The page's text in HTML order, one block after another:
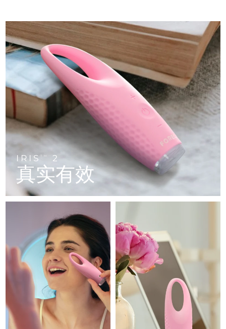
IRIS TM 2
真实有效
LUNA™ 4 Men
For men, anti-aging massage
LUNA™ 4 mini
For young skin, T-zone
LUNA™ 4 go
For travel or gym bag
LUNA™ 护肤
LUNA™ 设备
All facial cleansing devices
BEAR™ 2 eyes & lips
Microcurrent line smoothing device
面部提拉护理
Premium anti-aging skincare
BEAR™ 设备
All premium facelift devices
UFO™ 3 LED
Near-infrared and red light therapy
device
UFO™ 3 mini
Red light therapy device for young skin
UFO™ 3 go
Portable red light therapy
Rejuvenation & hydration
UFO™ 设备
All deep facial hydration devices
issa™ 4 plus
Smart hybrid silicone sonic toothbrush
issa™ 4 smile
Hybrid silicone sonic toothbrush
issa™ 4 baby
For ages 0-3
issa™ Teeth Whitening Set
Dual LED + sonic device & 18% PAP gel
ISSA™ 设备
All silicone sonic toothbrushes
FAQ™ 101
Clinical anti-aging
FAQ™ 102
Advanced clinical anti-aging
FAQ™ P1 Primer
Manuka honey primer
FAQ™护肤品
All FAQ™ skincare
LED治疗
NEW
FAQ™ 201
LED mask
FAQ™ 202
LED mask
FAQ™ 221
Anti-aging LED hand mask
FAQ™护肤品
All FAQ™ skincare
生发
FAQ™ 301
LED hair strengthening scalp massager
FAQ™ Scalp Serum
Scalp recovery probiotic serum
FAQ™护肤品
All FAQ™ skincare
FAQ™产品
All hair treatments
肌肤年轻化
NEW
FAQ™ 501
Full-Spectrum Red Light Therapy
FAQ™ 502
Full-Spectrum Red Light Therapy
FAQ™ Red Light Serum
FAQ™ skincare
All FAQ™ skincare
保健品
NEW
专业治疗
PEACH™ 2 Pro Max
Professional IPL hair removal device
身体护理
BEAR™ 2 body
Microcurrent body toning
保加利亚 预计送达日期8/10/26
加拿大 预计送达日期8/14/26
智利 预计送达日期 8/14/26
中国 预计送达日期8/10/26
哥伦比亚 预计送达日期 8/14/26
克罗地亚 预计送达日期 8/10/26
塞浦路斯 预计送达日期
捷克 预计送达日期
爱沙尼亚 预计送达日期
芬兰 预计送达日期
预计送达日期8/10/26
法属波利尼西亚 预计送达日期 8/14/26